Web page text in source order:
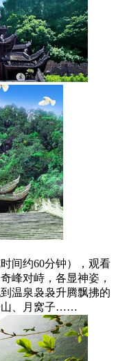
间约60分钟），观看
峰对峙，各显神姿，
温泉袅袅升腾飘拂的
山、月窝子……